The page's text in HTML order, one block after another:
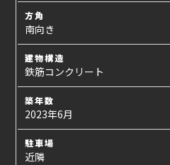
方角
南向き
建物構造
鉄筋コンクリート
築年数
2023年6月
駐車場
近隣